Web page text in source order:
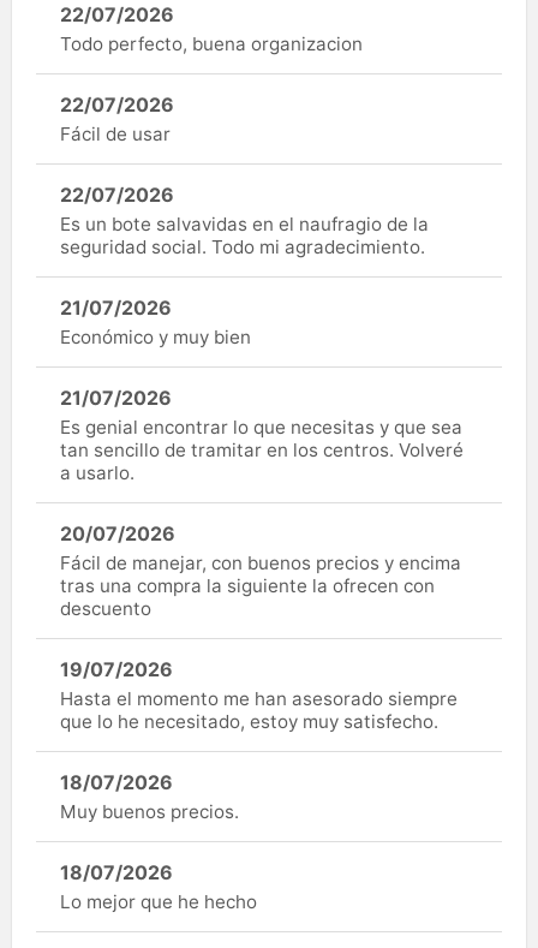
22/07/2026
Todo perfecto, buena organizacion
22/07/2026
Fácil de usar
22/07/2026
Es un bote salvavidas en el naufragio de la
seguridad social. Todo mi agradecimiento.
21/07/2026
Económico y muy bien
21/07/2026
Es genial encontrar lo que necesitas y que sea
tan sencillo de tramitar en los centros. Volveré
a usarlo.
20/07/2026
Fácil de manejar, con buenos precios y encima
tras una compra la siguiente la ofrecen con
descuento
19/07/2026
Hasta el momento me han asesorado siempre
que lo he necesitado, estoy muy satisfecho.
18/07/2026
Muy buenos precios.
18/07/2026
Lo mejor que he hecho